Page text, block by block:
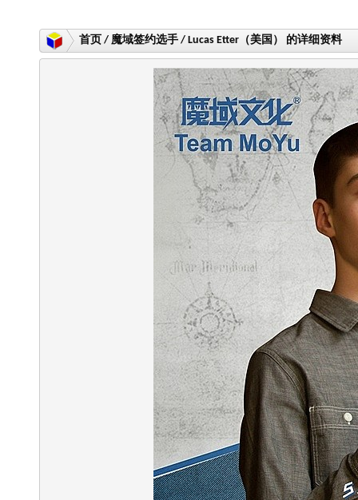
首页 / 魔域签约选手 / Lucas Etter（美国） 的详细资料